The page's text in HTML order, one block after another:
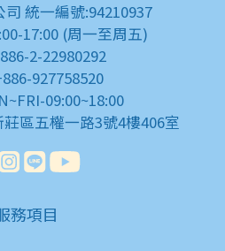
統一編號:94210937
17:00 (周一至周五)
2-22980292
927758520
09:00~18:00
區五權一路3號4樓406室
務項目